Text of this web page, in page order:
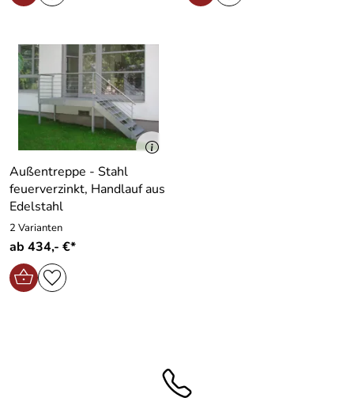
Außentreppe - Stahl
feuerverzinkt, Handlauf aus
Edelstahl
2 Varianten
ab 434,- €*